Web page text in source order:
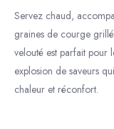
Servez chaud,
graines de courge
velouté est parfait pour
explosion de saveurs
chaleur et réconfort.